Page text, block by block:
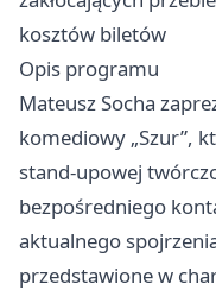
kosztów biletów
Opis programu
Mateusz Socha
komediowy „Szur”,
stand-upowej
bezpośredniego
aktualnego
przedstawione w